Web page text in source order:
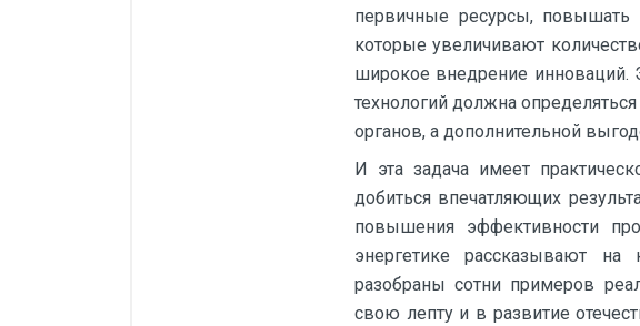
первичные ресурсы, повышать
которые увеличивают
широкое внедрение инноваций.
технологий должна
органов, а дополнительной
И эта задача имеет
добиться впечатляющих
повышения эффективности
энергетике рассказывают
разобраны сотни примеров
свою лепту и в развитие